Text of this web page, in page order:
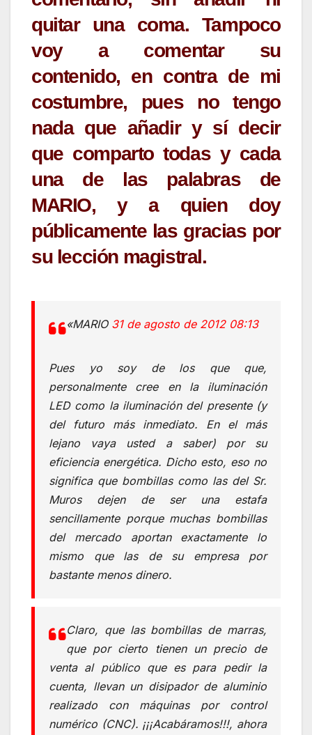
quitar una coma. Tampoco
voy a comentar su
contenido, en contra de mi
costumbre, pues no tengo
nada que añadir y sí decir
que comparto todas y cada
una de las palabras de
MARIO, y a quien doy
públicamente las gracias por
su lección magistral.
«MARIO 31 de agosto de 2012 08:13
Pues yo soy de los que que,
personalmente cree en la iluminación
LED como la iluminación del presente (y
del futuro más inmediato. En el más
lejano vaya usted a saber) por su
eficiencia energética. Dicho esto, eso no
significa que bombillas como las del Sr.
Muros dejen de ser una estafa
sencillamente porque muchas bombillas
del mercado aportan exactamente lo
mismo que las de su empresa por
bastante menos dinero.
Claro, que las bombillas de marras,
que por cierto tienen un precio de
venta al público que es para pedir la
cuenta, llevan un disipador de aluminio
realizado con máquinas por control
numérico (CNC). ¡¡¡Acabáramos!!!, ahora